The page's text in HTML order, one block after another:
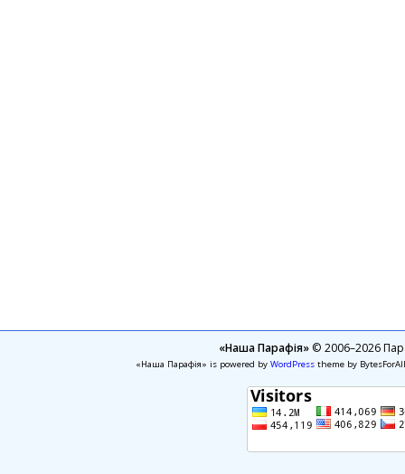
«Наша Парафія»© 2006–2026
«Наша Парафія» is powered by WordPresstheme by